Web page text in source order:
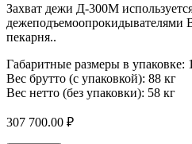
Захват дежи Д-300М
пекарня..
Габаритные размеры в упаковке:
Вес брутто (с упаковкой): 88 кг
Вес нетто (без упаковки): 58 кг
307 700.00 ₽